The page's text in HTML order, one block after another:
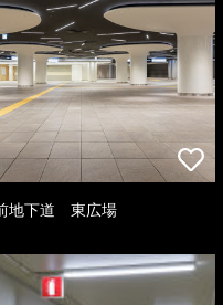
地下道 東広場